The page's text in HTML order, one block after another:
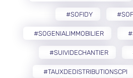
#SOFIDY
#SOGENIALIMMOBILIER
#SUIVIDECHANTIER
#TAUXDEDISTRIBUTIONSCPI